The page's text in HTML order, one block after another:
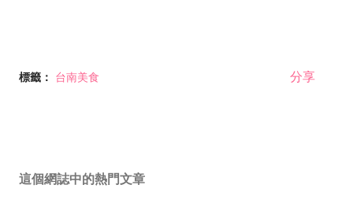
標籤： 台南美食 分享
這個網誌中的熱門文章